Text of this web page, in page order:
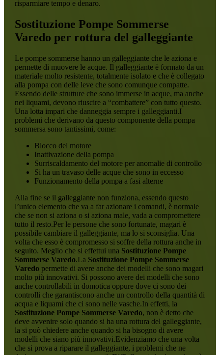
risparmiare tempo e denaro.
Sostituzione Pompe Sommerse
Varedo per rottura del galleggiante
Le pompe sommerse hanno un galleggiante che le aziona e
permette di muovere le acque. Il galleggiante è formato da un
materiale molto resistente, totalmente isolato e che è collegato
alla pompa con delle leve che sono comunque compatte.
Essendo delle strutture che sono immerse in acque, ma anche
nei liquami, devono riuscire a “combattere” con tutto questo.
Una lotta impari che danneggia sempre i galleggianti.I
problemi che derivano da questo componente della pompa
sommersa sono tantissimi, come:
Blocco del motore
Inattivazione della pompa
Surriscaldamento del motore per anomalie di controllo
Si ha un travaso delle acque che sono in eccesso
Funzionamento della pompa a fasi alterne
Alla fine se il galleggiante non funziona, essendo questo
l’unico elemento che va a far azionare i comandi, è normale
che se non si aziona o si aziona male, vada a compromettere
tutto il resto.Per le persone che sono fortunate, magari è
possibile cambiare il galleggiante, ma lo si sconsiglia. Una
volta che esso è compromesso si soffre della rottura anche in
seguito. Meglio che si effettui una Sostituzione Pompe
Sommerse Varedo.La Sostituzione Pompe Sommerse
Varedopermette di avere anche dei modelli che sono magari
molto più innovativi. Si possono avere dei modelli che sono
anche controllabili in domotica oppure dove ci sono dei
controlli che garantiscono anche un controllo della quantità di
acqua e liquami che ci sono nelle vasche.In effetti, la
Sostituzione Pompe Sommerse Varedo, non è detto che
deve avvenire solo quando si ha una rottura del galleggiante,
la si può chiedere anche quando si ha bisogno di avere
modelli che siano più innovativi.Evidenziamo che una volta
che si prova a riparare il galleggiante, i problemi che ne